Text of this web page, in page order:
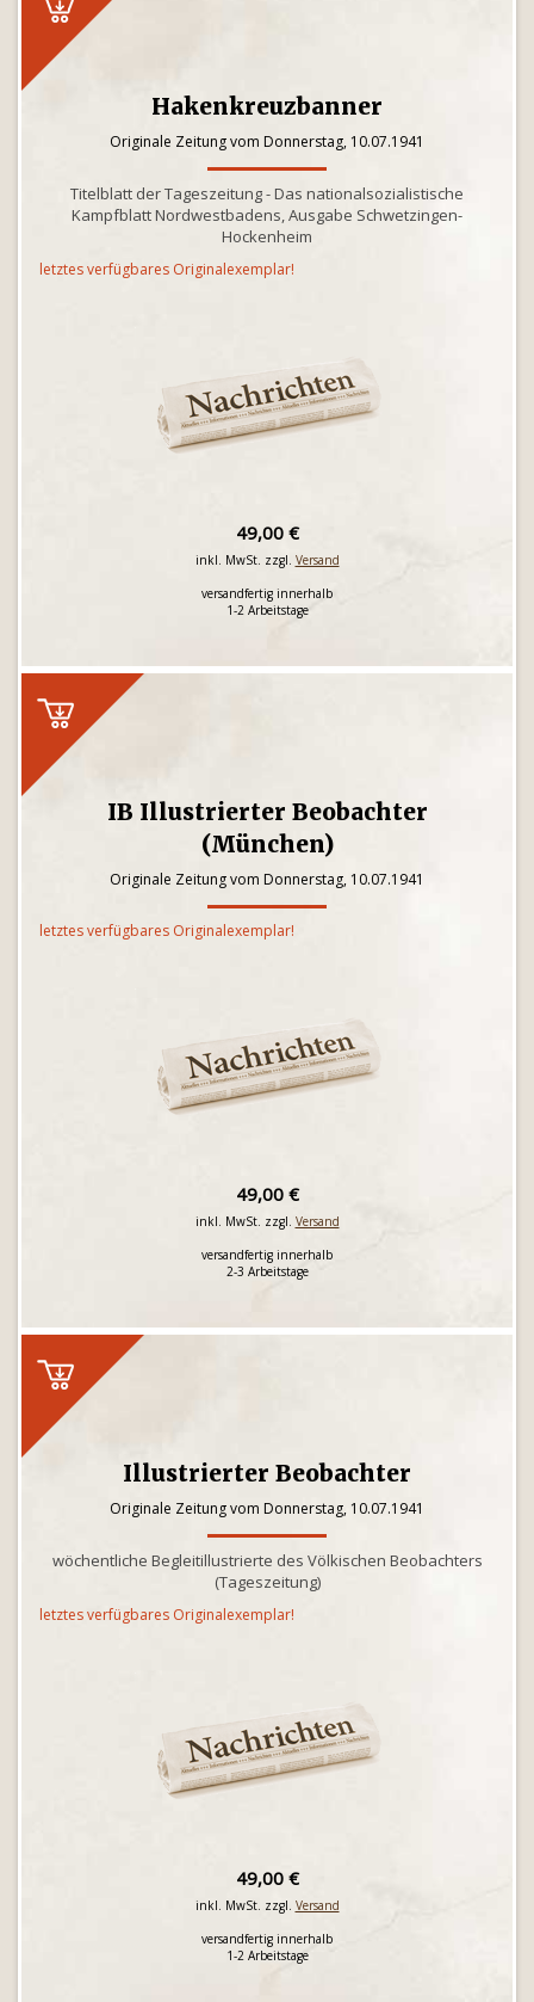
Hakenkreuzbanner
Originale Zeitung vom Donnerstag, 10.07.1941
Titelblatt der Tageszeitung - Das nationalsozialistische
Kampfblatt Nordwestbadens, Ausgabe Schwetzingen-
Hockenheim
letztes verfügbares Originalexemplar!
49,00 €
inkl. MwSt. zzgl. Versand
versandfertig innerhalb
1-2 Arbeitstage
IB Illustrierter Beobachter
(München)
Originale Zeitung vom Donnerstag, 10.07.1941
letztes verfügbares Originalexemplar!
49,00 €
inkl. MwSt. zzgl. Versand
versandfertig innerhalb
2-3 Arbeitstage
Illustrierter Beobachter
Originale Zeitung vom Donnerstag, 10.07.1941
wöchentliche Begleitillustrierte des Völkischen Beobachters
(Tageszeitung)
letztes verfügbares Originalexemplar!
49,00 €
inkl. MwSt. zzgl. Versand
versandfertig innerhalb
1-2 Arbeitstage